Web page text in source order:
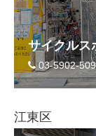
サイクルス
03-5902-
江東区